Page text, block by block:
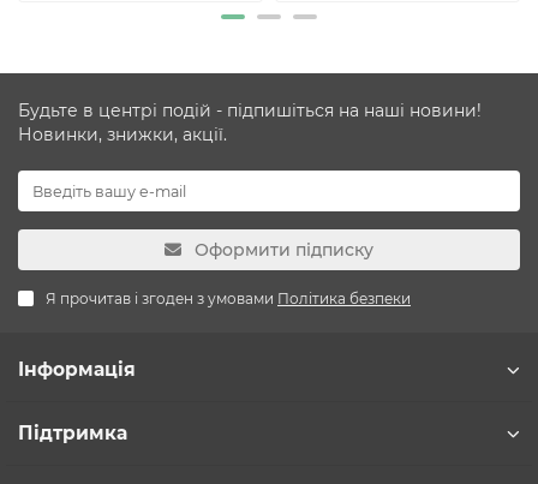
Будьте в центрі подій - підпишіться на наші новини!
Новинки, знижки, акції.
Оформити підписку
Я прочитав і згоден з умовами Політика безпеки
Інформація
Підтримка